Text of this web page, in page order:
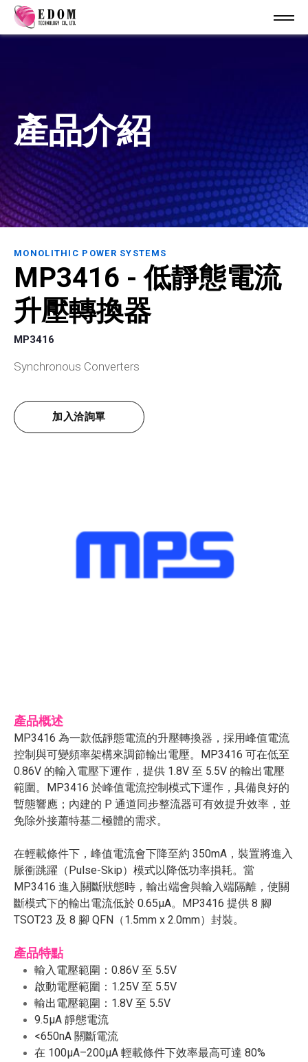
產品介紹
MONOLITHIC POWER SYSTEMS
MP3416 - 低靜態電流
升壓轉換器
MP3416
Synchronous Converters
加入洽詢單
產品概述
MP3416 為一款低靜態電流的升壓轉換器，採用峰值電流
控制與可變頻率架構來調節輸出電壓。MP3416 可在低至
0.86V 的輸入電壓下運作，提供 1.8V 至 5.5V 的輸出電壓
範圍。MP3416 於峰值電流控制模式下運作，具備良好的
暫態響應；內建的 P 通道同步整流器可有效提升效率，並
免除外接蕭特基二極體的需求。
在輕載條件下，峰值電流會下降至約 350mA，裝置將進入
脈衝跳躍（Pulse-Skip）模式以降低功率損耗。當
MP3416 進入關斷狀態時，輸出端會與輸入端隔離，使關
斷模式下的輸出電流低於 0.65µA。MP3416 提供 8 腳
TSOT23 及 8 腳 QFN（1.5mm x 2.0mm）封裝。
產品特點
輸入電壓範圍：0.86V 至 5.5V
啟動電壓範圍：1.25V 至 5.5V
輸出電壓範圍：1.8V 至 5.5V
9.5μA 靜態電流
<650nA 關斷電流
在 100μA–200μA 輕載條件下效率最高可達 80%